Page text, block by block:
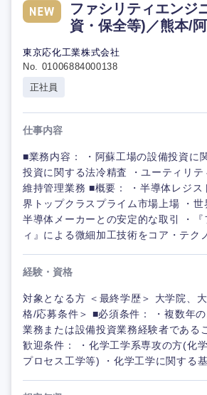
ファシリティエンジ
資・保全等)／熊本/
東京応化工業株式会社
No. 01006884000138
正社員
仕事内容
■業務内容： ・阿蘇工場の設備投資に
投資に関する法冷精査 ・ユーティリ
維持管理業務 ■概要： ・半導体レジス
界トップクラスプライム市場上場 ・
半導体メーカーとの安定的な取引 ・『
ィ』による微細加工技術をコア・テク
経験・資格
対象となる方 ＜最終学歴＞ 大学院、
格/応募条件＞ ■必須条件： ・複数年
業務または設備投資業務経験者である
歓迎条件： ・化学工学系専攻の方(化
プロセス工学等) ・化学工学に関する